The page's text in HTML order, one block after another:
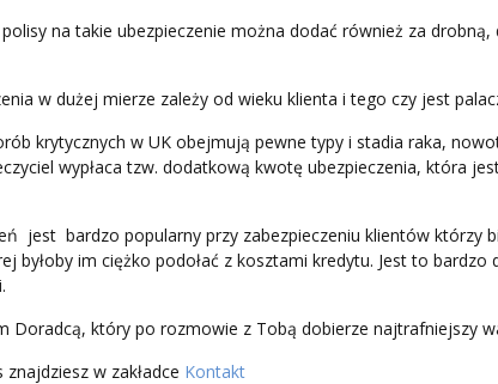
na takie ubezpieczenie można dodać również za
w dużej mierze zależy od wieku klienta i tego czy jest
krytycznych w UK obejmują pewne typy i stadia raka,
wypłaca tzw. dodatkową kwotę ubezpieczenia, która
jest bardzo popularny przy zabezpieczeniu klientów którzy
byłoby im ciężko podołać z kosztami kredytu. Jest to
Doradcą, który po rozmowie z Tobą dobierze najtrafniejszy
w zakładce Kontakt